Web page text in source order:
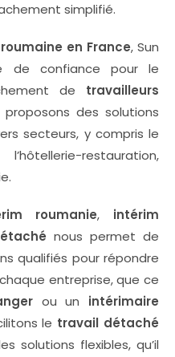
simplifié.
en France, Sun
de confiance pour le
de travailleurs
proposons des solutions
secteurs, y compris le
restauration,
roumanie, intérim
nous permet de
qualifiés pour répondre
entreprise, que ce
ou un intérimaire
le travail détaché
solutions flexibles, qu’il